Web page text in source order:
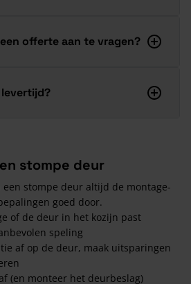
offerte aan te vragen?
stompe deur
een stompe deur altijd de montage-
goed door.
of de deur in het kozijn past
speling
af op de deur, maak uitsparingen
(en monteer het deurbeslag)